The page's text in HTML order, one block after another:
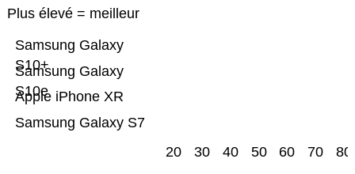
Plus élevé = meilleur
Samsung Galaxy S7
Apple iPhone XR
Samsung Galaxy
S10e
Samsung Galaxy
S10+
20 30 40 50 60 70 80